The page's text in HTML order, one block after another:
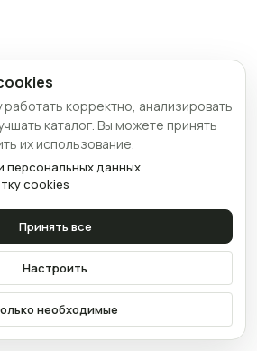
корректно, анализировать
каталог. Вы можете принять
их использование.
персональных данных
cookies
Принять все
Настроить
необходимые